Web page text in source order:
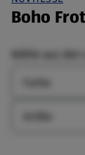
Boho
Wähle aus